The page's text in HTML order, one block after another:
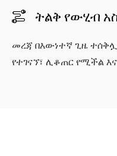
 ትልቅ የውሂብ
መረጃ በእውነተኛ ጊዜ
የተገናኘ፣ ሊቆጠር የሚችል